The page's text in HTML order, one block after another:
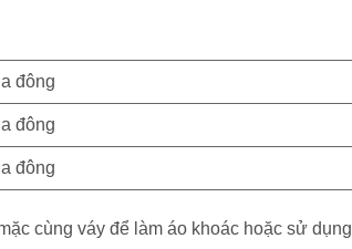
cùng váy để làm áo khoác hoặc sử dụng